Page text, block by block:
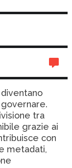
tra
grazie ai
con
metadati,